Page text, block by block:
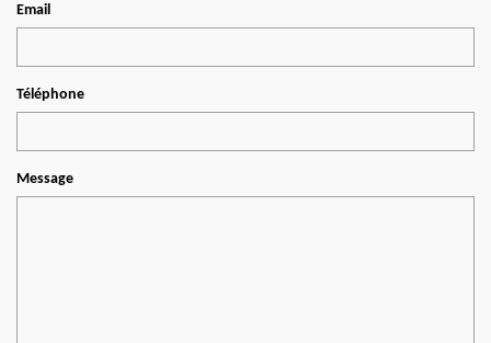
Email
Téléphone
Message